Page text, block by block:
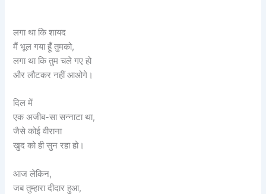
लगा था कि शायद
मैं भूल गया हूँ तुमको,
लगा था कि तुम चले गए हो
और लौटकर नहीं आओगे।
दिल में
एक अजीब-सा सन्नाटा था,
जैसे कोई वीराना
खुद को ही सुन रहा हो।
आज लेकिन,
जब तुम्हारा दीदार हुआ,